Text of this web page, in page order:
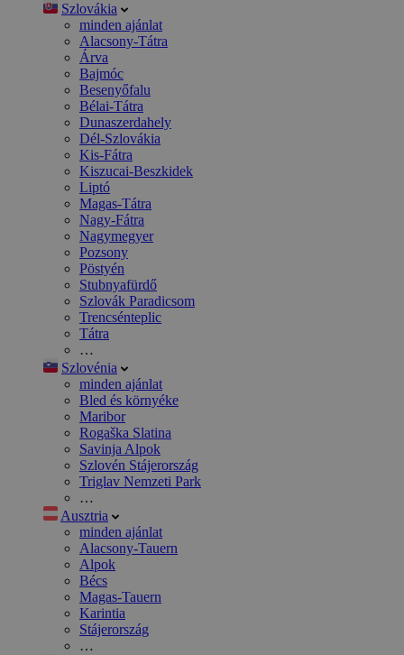
Szlovákia
minden ajánlat
Alacsony-Tátra
Árva
Bajmóc
Besenyőfalu
Bélai-Tátra
Dunaszerdahely
Dél-Szlovákia
Kis-Fátra
Kiszucai-Beszkidek
Liptó
Magas-Tátra
Nagy-Fátra
Nagymegyer
Pozsony
Pöstyén
Stubnyafürdő
Szlovák Paradicsom
Trencsénteplic
Tátra
…
Szlovénia
minden ajánlat
Bled és környéke
Maribor
Rogaška Slatina
Savinja Alpok
Szlovén Stájerország
Triglav Nemzeti Park
…
Ausztria
minden ajánlat
Alacsony-Tauern
Alpok
Bécs
Magas-Tauern
Karintia
Stájerország
…